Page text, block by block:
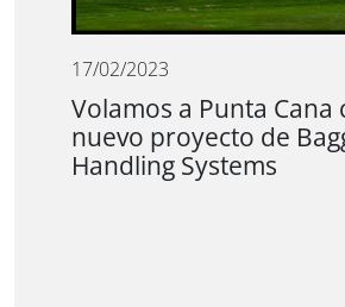
17/02/2023
Volamos a Punta Cana
nuevo proyecto de
Handling Systems